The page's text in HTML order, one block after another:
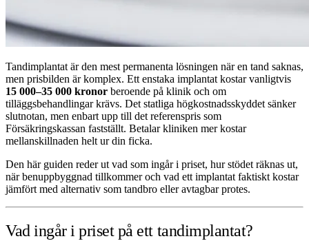
Tandimplantat är den mest permanenta lösningen när en tand saknas,
men prisbilden är komplex. Ett enstaka implantat kostar vanligtvis
15 000–35 000 kronor beroende på klinik och om
tilläggsbehandlingar krävs. Det statliga högkostnadsskyddet sänker
slutnotan, men enbart upp till det referenspris som
Försäkringskassan fastställt. Betalar kliniken mer kostar
mellanskillnaden helt ur din ficka.
Den här guiden reder ut vad som ingår i priset, hur stödet räknas ut,
när benuppbyggnad tillkommer och vad ett implantat faktiskt kostar
jämfört med alternativ som tandbro eller avtagbar protes.
Vad ingår i priset på ett tandimplantat?